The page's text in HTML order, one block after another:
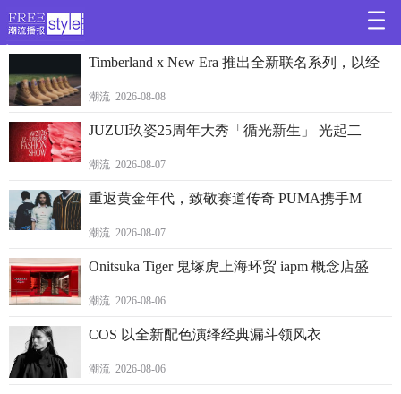
>
Timberland x New Era 推出全新联名系列，以经
潮流 2026-08-08
JUZUI玖姿25周年大秀「循光新生」 光起二
潮流 2026-08-07
重返黄金年代，致敬赛道传奇 PUMA携手M
潮流 2026-08-07
Onitsuka Tiger 鬼塚虎上海环贸 iapm 概念店盛
潮流 2026-08-06
COS 以全新配色演绎经典漏斗领风衣
潮流 2026-08-06